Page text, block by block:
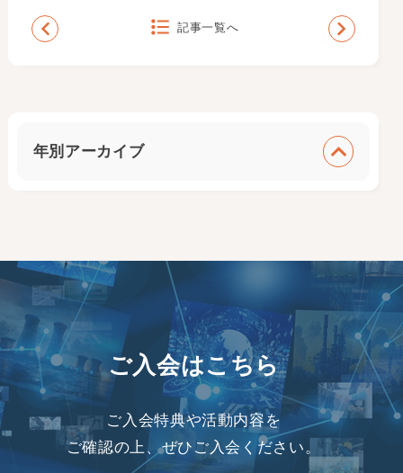
記事一覧へ
年別アーカイブ
ご入会はこちら
ご入会特典や活動内容を
ご確認の上、ぜひご入会ください。